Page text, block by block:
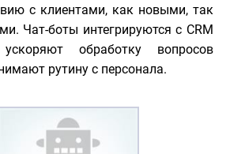
с клиентами, как новыми, так
Чат-боты интегрируются с CRM
обработку вопросов
рутину с персонала.